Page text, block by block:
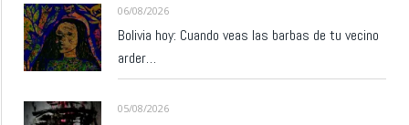
06/08/2026
Bolivia hoy: Cuando veas las barbas de tu vecino
arder…
05/08/2026